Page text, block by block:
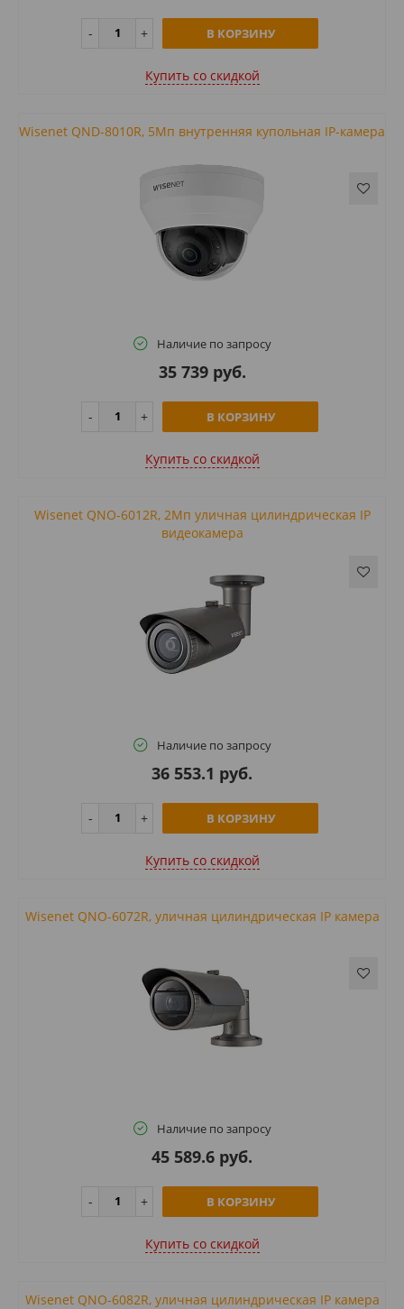
В КОРЗИНУ
Купить cо скидкой
Wisenet QND-8010R, 5Мп внутренняя купольная IP-камера
Наличие по запросу
35 739 руб.
В КОРЗИНУ
Купить cо скидкой
Wisenet QNO-6012R, 2Мп уличная цилиндрическая IP
видеокамера
Наличие по запросу
36 553.1 руб.
В КОРЗИНУ
Купить cо скидкой
Wisenet QNO-6072R, уличная цилиндрическая IP камера
Наличие по запросу
45 589.6 руб.
В КОРЗИНУ
Купить cо скидкой
Wisenet QNO-6082R, уличная цилиндрическая IP камера